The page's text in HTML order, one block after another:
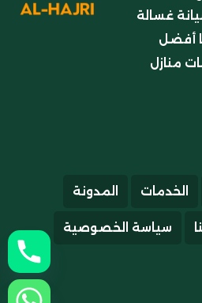
غسالة
أفضل
منازل
الخدمات المدونة
سياسة الخصوصية